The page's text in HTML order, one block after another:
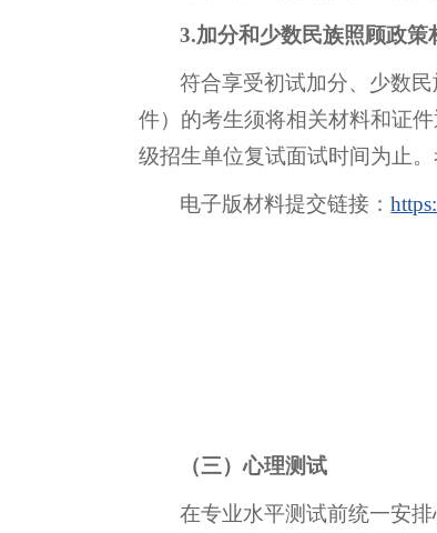
3.加分和少数民族照顾政策
符合享受初试加分、少数
件）的考生须将相关材料和证
级招生单位复试面试时间为止
电子版材料提交链接：
（三）心理测试
在专业水平测试前统一安排